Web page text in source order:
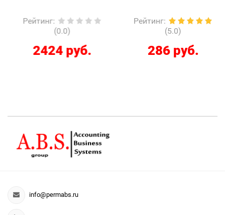
Рейтинг:
(0.0)
2424 руб.
Рейтинг:
(5.0)
286 руб.
info@permabs.ru